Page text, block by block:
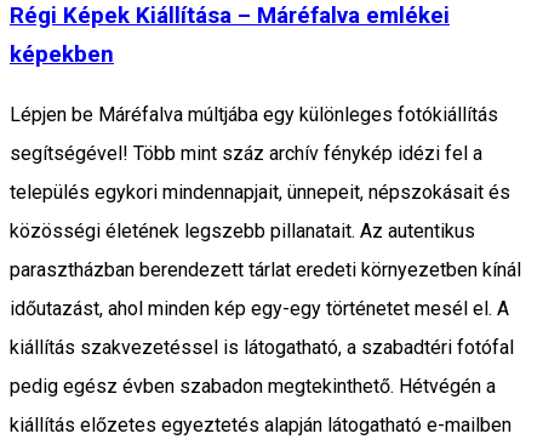
Régi Képek Kiállítása – Máréfalva emlékei
képekben
Lépjen be Máréfalva múltjába egy különleges fotókiállítás
segítségével! Több mint száz archív fénykép idézi fel a
település egykori mindennapjait, ünnepeit, népszokásait és
közösségi életének legszebb pillanatait. Az autentikus
parasztházban berendezett tárlat eredeti környezetben kínál
időutazást, ahol minden kép egy-egy történetet mesél el. A
kiállítás szakvezetéssel is látogatható, a szabadtéri fotófal
pedig egész évben szabadon megtekinthető. Hétvégén a
kiállítás előzetes egyeztetés alapján látogatható e-mailben